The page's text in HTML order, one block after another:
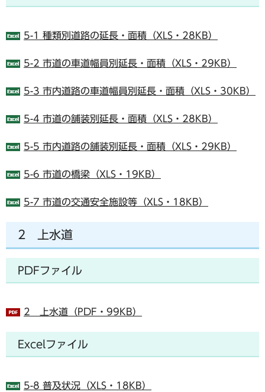
5-1 種類別道路の延長・面積（XLS・28KB）
5-2 市道の車道幅員別延長・面積（XLS・29KB）
5-3 市内道路の車道幅員別延長・面積（XLS・30KB）
5-4 市道の舗装別延長・面積（XLS・28KB）
5-5 市内道路の舗装別延長・面積（XLS・29KB）
5-6 市道の橋梁（XLS・19KB）
5-7 市道の交通安全施設等（XLS・18KB）
2 上水道
PDFファイル
2 上水道（PDF・99KB）
Excelファイル
5-8 普及状況（XLS・18KB）